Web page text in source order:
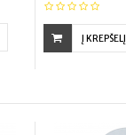
Į KREPŠELĮ